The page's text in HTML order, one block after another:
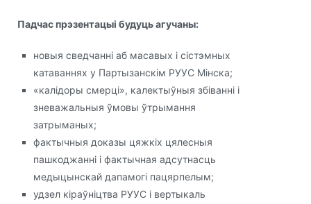
Падчас прэзентацыі будуць агучаны:
новыя сведчанні аб масавых і сістэмных
катаваннях у Партызанскім РУУС Мінска;
«калідоры смерці», калектыўныя збіванні і
зневажальныя ўмовы ўтрымання
затрыманых;
фактычныя доказы цяжкіх цялесныя
пашкоджанні і фактычная адсутнасць
медыцынскай дапамогі пацярпелым;
удзел кіраўніцтва РУУС і вертыкаль